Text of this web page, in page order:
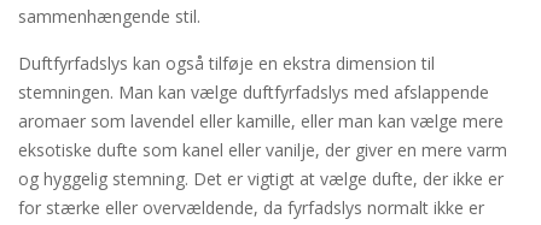
sammenhængende stil.
Duftfyrfadslys kan også tilføje en ekstra dimension til
stemningen. Man kan vælge duftfyrfadslys med afslappende
aromaer som lavendel eller kamille, eller man kan vælge mere
eksotiske dufte som kanel eller vanilje, der giver en mere varm
og hyggelig stemning. Det er vigtigt at vælge dufte, der ikke er
for stærke eller overvældende, da fyrfadslys normalt ikke er